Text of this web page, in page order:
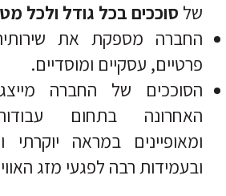
של סוככים בכל גודל ולכל
החברה מספקת את
פרטיים, עסקיים ומוסדיים.
הסוככים של החברה
האחרונה בתחום
ומאופיינים במראה
ובעמידות רבה לפגעי מזג